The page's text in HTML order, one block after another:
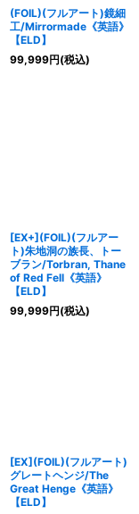
(FOIL)(フルアート)鏡細
工/Mirrormade《英語》
【ELD】
99,999円(税込)
[EX+](FOIL)(フルアー
ト)朱地洞の族長、トー
ブラン/Torbran, Thane
of Red Fell《英語》
【ELD】
99,999円(税込)
[EX](FOIL)(フルアート)
グレートヘンジ/The
Great Henge《英語》
【ELD】